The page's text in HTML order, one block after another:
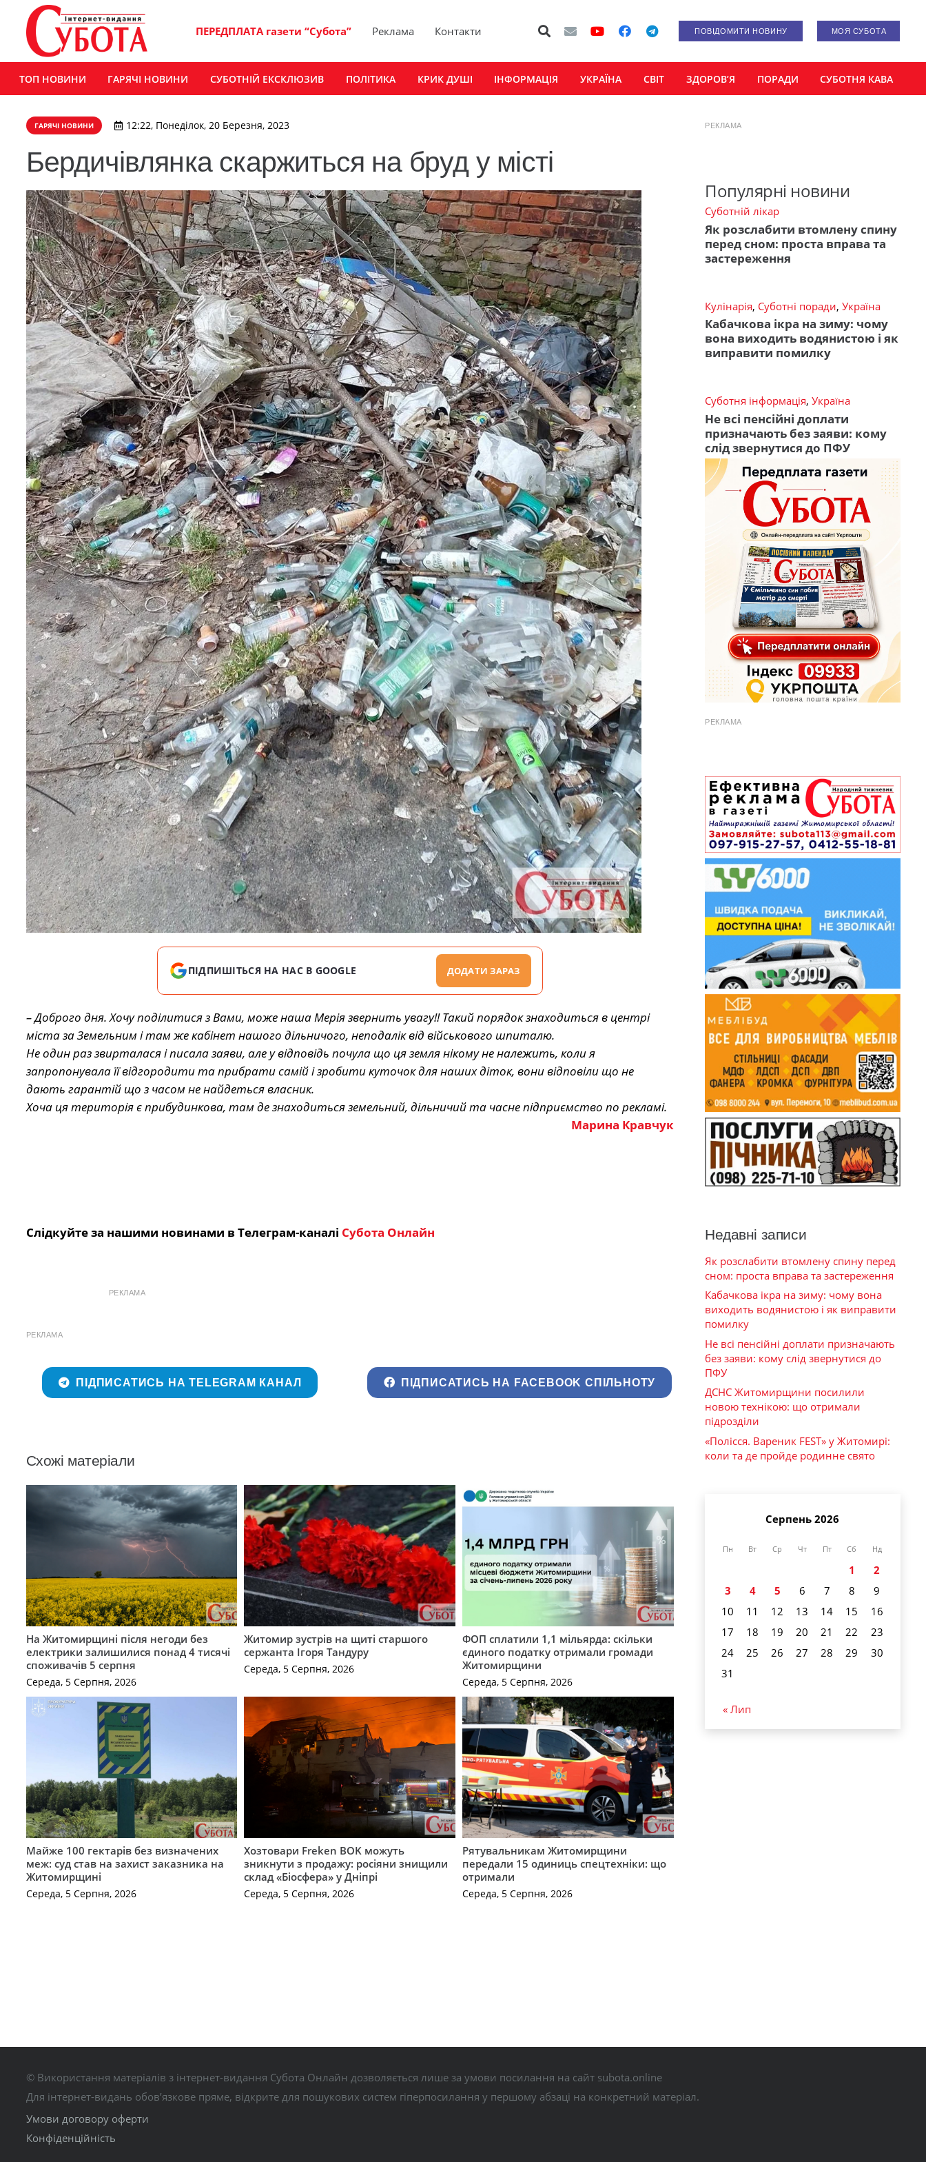
ПЕРЕДПЛАТА газети “Субота” Реклама Контакти ПОВІДОМИТИ НОВИНУ МОЯ СУБОТА
ТОП НОВИНИ ГАРЯЧІ НОВИНИ СУБОТНІЙ ЕКСКЛЮЗИВ ПОЛІТИКА КРИК ДУШІ ІНФОРМАЦІЯ УКРАЇНА СВІТ ЗДОРОВ’Я ПОРАДИ СУБОТНЯ КАВА
ГАРЯЧІ НОВИНИ 12:22, Понеділок, 20 Березня, 2023
Бердичівлянка скаржиться на бруд у місті
ПІДПИШІТЬСЯ НА НАС В GOOGLE ДОДАТИ ЗАРАЗ
– Доброго дня. Хочу поділитися з Вами, може наша Мерія звернить увагу!! Такий порядок знаходиться в центрі
міста за Земельним і там же кабінет нашого дільничого, неподалік від військового шпиталю.
Не один раз звирталася і писала заяви, але у відповідь почула що ця земля нікому не належить, коли я
запропонувала її відгородити та прибрати самій і зробити куточок для наших діток, вони відповіли що не
дають гарантій що з часом не найдеться власник.
Хоча ця територія є прибудинкова, там де знаходиться земельний, дільничий та часне підприємство по рекламі.
Марина Кравчук
Слідкуйте за нашими новинами в Телеграм-каналі Субота Онлайн
РЕКЛАМА
РЕКЛАМА
ПІДПИСАТИСЬ НА TELEGRAM КАНАЛ ПІДПИСАТИСЬ НА FACEBOOK СПІЛЬНОТУ
Схожі матеріали
На Житомирщині після негоди без
електрики залишилися понад 4 тисячі
споживачів 5 серпня
Середа, 5 Серпня, 2026
Житомир зустрів на щиті старшого
сержанта Ігоря Тандуру
Середа, 5 Серпня, 2026
ФОП сплатили 1,1 мільярда: скільки
єдиного податку отримали громади
Житомирщини
Середа, 5 Серпня, 2026
Майже 100 гектарів без визначених
меж: суд став на захист заказника на
Житомирщині
Середа, 5 Серпня, 2026
Хозтовари Freken BOK можуть
зникнути з продажу: росіяни знищили
склад «Біосфера» у Дніпрі
Середа, 5 Серпня, 2026
Рятувальникам Житомирщини
передали 15 одиниць спецтехніки: що
отримали
Середа, 5 Серпня, 2026
РЕКЛАМА
Популярні новини
Суботній лікар
Як розслабити втомлену спину
перед сном: проста вправа та
застереження
Кулінарія, Суботні поради, Україна
Кабачкова ікра на зиму: чому
вона виходить водянистою і як
виправити помилку
Суботня інформація, Україна
Не всі пенсійні доплати
призначають без заяви: кому
слід звернутися до ПФУ
РЕКЛАМА
Недавні записи
Як розслабити втомлену спину перед
сном: проста вправа та застереження
Кабачкова ікра на зиму: чому вона
виходить водянистою і як виправити
помилку
Не всі пенсійні доплати призначають
без заяви: кому слід звернутися до
ПФУ
ДСНС Житомирщини посилили
новою технікою: що отримали
підрозділи
«Полісся. Вареник FEST» у Житомирі:
коли та де пройде родинне свято
Серпень 2026
Пн Вт Ср Чт Пт Сб Нд
1
2
3
4 5 6 7 8
9
10
11 12 13 14 15
16
17
18 19 20 21 22
23
24
25 26 27 28 29
30
31
« Лип
© Використання матеріалів з інтернет-видання Субота Онлайн дозволяється лише за умови посилання на сайт subota.online
Для інтернет-видань обов’язкове пряме, відкрите для пошукових систем гіперпосилання у першому абзаці на конкретний матеріал.
Умови договору оферти
Конфіденційність